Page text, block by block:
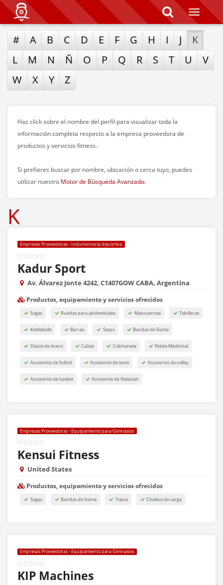
T
o
g
g
l
a
# A B C D E F G H I J
K
L
M N Ñ O P Q R S T U
V
W
X Y Z
Haz click sobre el nombre del perfil para visualizar toda la
información completa respecto a la empresa proveedora de
productos y servicios fitness.
Si prefieres buscar por nombre, ubicación o cerca tuyo, puedes
utilizar nuestro Motor de Búsqueda Avanzado.
K
Empresas Proveedoras - Indumentaria deportiva
Kadur Sport
Av. Álvarez Jonte 4242, C1407GOW CABA, Argentina
Productos, equipamiento y servicios ofrecidos
Sogas Ruedas para abdominales Mancuernas Tobilleras
Kettlebells Barras Steps Bandas de Goma
Discos de Acero Calzas Colchoneta Pelota Medicinal
Accesorios de futbol Accesorios de tenis Accesorios de volley
Accesorios de basket Accesorios de Natacion
Empresas Proveedoras - Equipamiento para Gimnasios
Kensui Fitness
United States
Productos, equipamiento y servicios ofrecidos
Sogas Bandas de Goma Topes Chaleco de carga
Empresas Proveedoras - Equipamiento para Gimnasios
KIP Machines